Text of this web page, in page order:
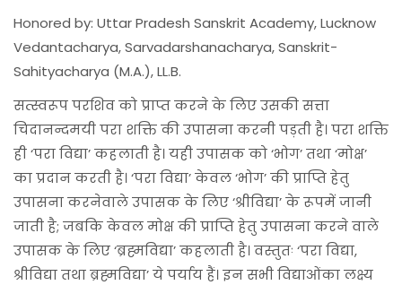
Honored by: Uttar Pradesh Sanskrit Academy, Lucknow
Vedantacharya, Sarvadarshanacharya, Sanskrit-
Sahityacharya (M.A.), LL.B.
सत्स्वरूप परशिव को प्राप्त करने के लिए उसकी सत्ता
चिदानन्दमयी परा शक्ति की उपासना करनी पड़ती है। परा शक्ति
ही ‘परा विद्या’ कहलाती है। यही उपासक को ‘भोग’ तथा ‘मोक्ष’
का प्रदान करती है। ‘परा विद्या’ केवल ‘भोग’ की प्राप्ति हेतु
उपासना करनेवाले उपासक के लिए ‘श्रीविद्या’ के रूपमें जानी
जाती है; जबकि केवल मोक्ष की प्राप्ति हेतु उपासना करने वाले
उपासक के लिए ‘ब्रह्मविद्या’ कहलाती है। वस्तुतः ‘परा विद्या,
श्रीविद्या तथा ब्रह्मविद्या’ ये पर्याय हैं। इन सभी विद्याओंका लक्ष्य